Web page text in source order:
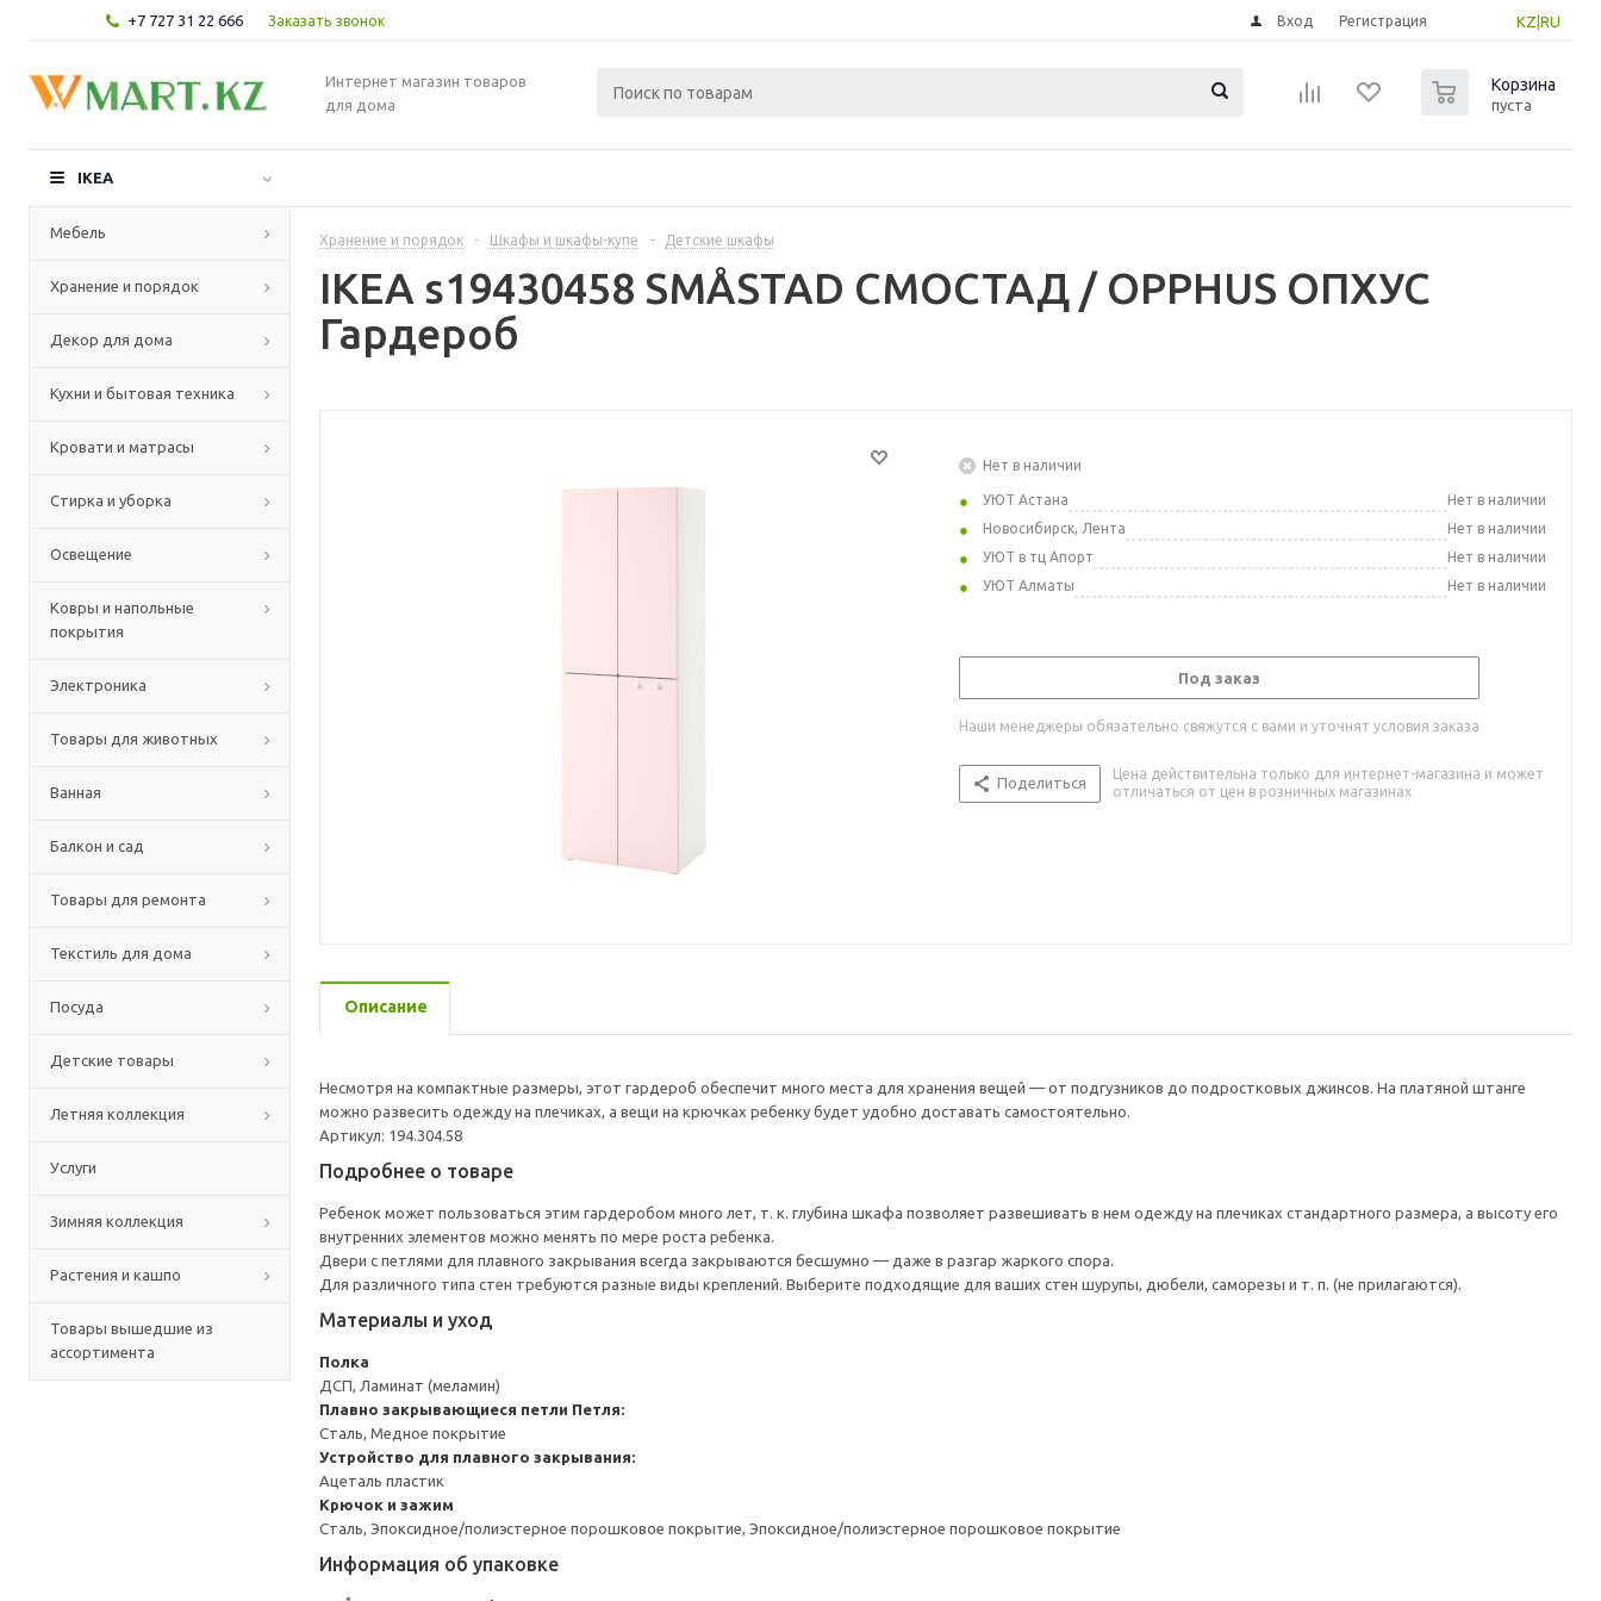
+7 727 31 22 666 Заказать звонок KZ RU
Вход Регистрация
Интернет магазин товаров
для дома
Корзина
пуста
IKEA
Мебель
Хранение и порядок
Декор для дома
Кухни и бытовая техника
Кровати и матрасы
Стирка и уборка
Освещение
Ковры и напольные
покрытия
Электроника
Товары для животных
Ванная
Балкон и сад
Товары для ремонта
Текстиль для дома
Посуда
Детские товары
Летняя коллекция
Услуги
Зимняя коллекция
Растения и кашпо
Товары вышедшие из
ассортимента
Хранение и порядок - Шкафы и шкафы-купе - Детские шкафы
IKEA s19430458 SMÅSTAD СМОСТАД / OPPHUS ОПХУС
Гардероб
Нет в наличии
УЮТ Астана
Нет в наличии
Новосибирск, Лента
Нет в наличии
УЮТ в тц Апорт
Нет в наличии
УЮТ Алматы
Нет в наличии
Под заказ
Наши менеджеры обязательно свяжутся с вами и уточнят условия заказа
Поделиться
Цена действительна только для интернет-магазина и может
отличаться от цен в розничных магазинах
Описание
Несмотря на компактные размеры, этот гардероб обеспечит много места для хранения вещей — от подгузников до подростковых джинсов. На платяной штанге
можно развесить одежду на плечиках, а вещи на крючках ребенку будет удобно доставать самостоятельно.
Артикул: 194.304.58
Подробнее о товаре
Ребенок может пользоваться этим гардеробом много лет, т. к. глубина шкафа позволяет развешивать в нем одежду на плечиках стандартного размера, а высоту его
внутренних элементов можно менять по мере роста ребенка.
Двери с петлями для плавного закрывания всегда закрываются бесшумно — даже в разгар жаркого спора.
Для различного типа стен требуются разные виды креплений. Выберите подходящие для ваших стен шурупы, дюбели, саморезы и т. п. (не прилагаются).
Материалы и уход
Полка
ДСП, Ламинат (меламин)
Плавно закрывающиеся петли Петля:
Сталь, Медное покрытие
Устройство для плавного закрывания:
Ацеталь пластик
Крючок и зажим
Сталь, Эпоксидное/полиэстерное порошковое покрытие, Эпоксидное/полиэстерное порошковое покрытие
Информация об упаковке